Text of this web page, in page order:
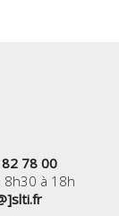
78 00
8h30 à 18h